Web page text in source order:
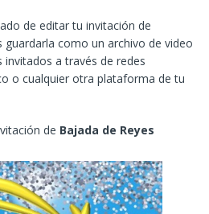
de editar tu invitación de
guardarla como un archivo de video
a través de redes
o cualquier otra plataforma de tu
de Bajada de Reyes